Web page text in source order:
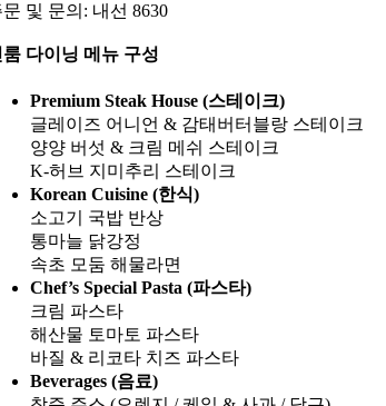
및 문의: 내선 8630
다이닝 메뉴 구성
Premium Steak House (스테이크)
글레이즈 어니언 & 감태버터블랑 스테이크
양양 버섯 & 크림 메쉬 스테이크
K-허브 지미추리 스테이크
Korean Cuisine (한식)
소고기 국밥 반상
통마늘 닭강정
속초 모둠 해물라면
Chef’s Special Pasta (파스타)
크림 파스타
해산물 토마토 파스타
바질 & 리코타 치즈 파스타
Beverages (음료)